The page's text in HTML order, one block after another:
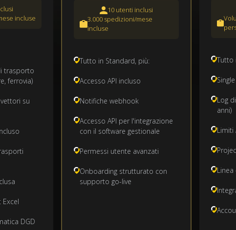
incluse
trasporto
ferrovia)
su
DGD
10 utenti inclusi
3.000 spedizioni/mese
incluse
Tutto in Standard, più:
Accesso API incluso
Notifiche webhook
Accesso API per l'integrazione
con il software gestionale
Permessi utente avanzati
Onboarding strutturato con
supporto go-live
Tutto
Log
anni)
Limiti